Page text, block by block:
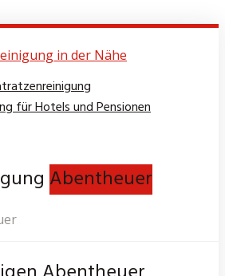
für Hotels und Pensionen
Abentheuer